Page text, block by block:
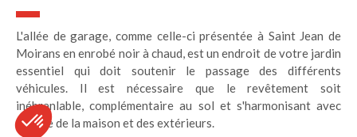
L'allée de garage, comme celle-ci présentée à Saint Jean de
Moirans en enrobé noir à chaud, est un endroit de votre jardin
essentiel qui doit soutenir le passage des différents
véhicules. Il est nécessaire que le revêtement soit
inébranlable, complémentaire au sol et s'harmonisant avec
l'image de la maison et des extérieurs.